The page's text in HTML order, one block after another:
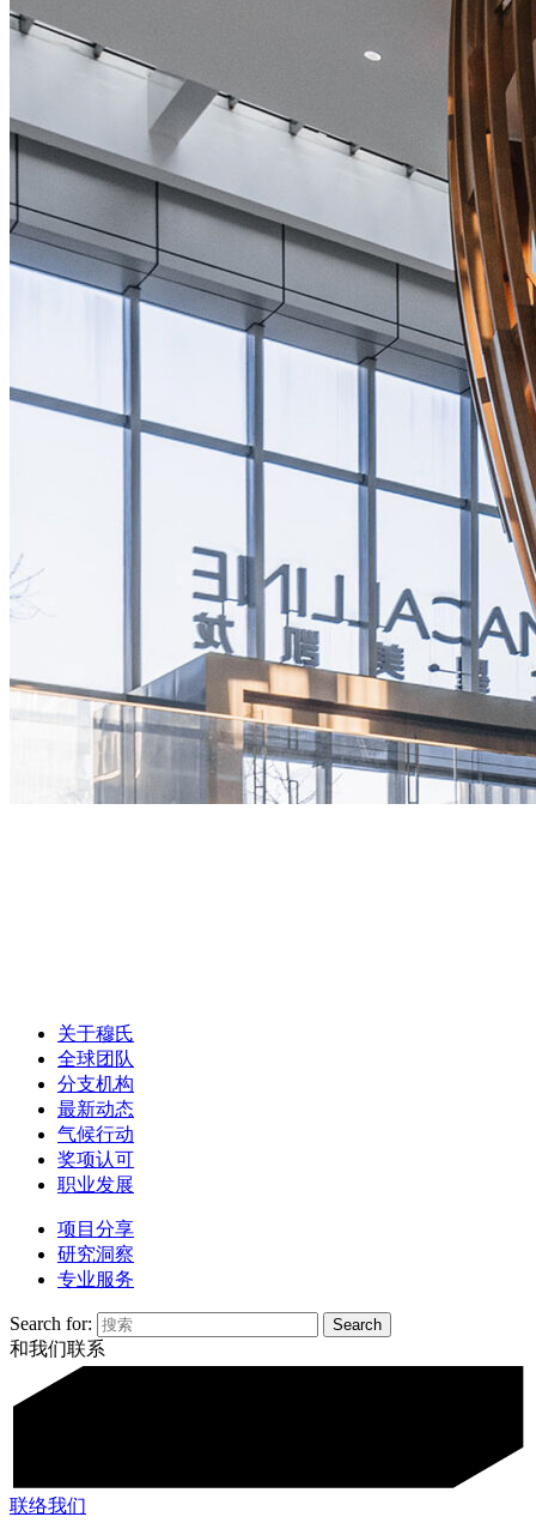
关于穆氏
全球团队
分支机构
最新动态
气候行动
奖项认可
职业发展
项目分享
研究洞察
专业服务
Search for:
和我们联系
联络我们